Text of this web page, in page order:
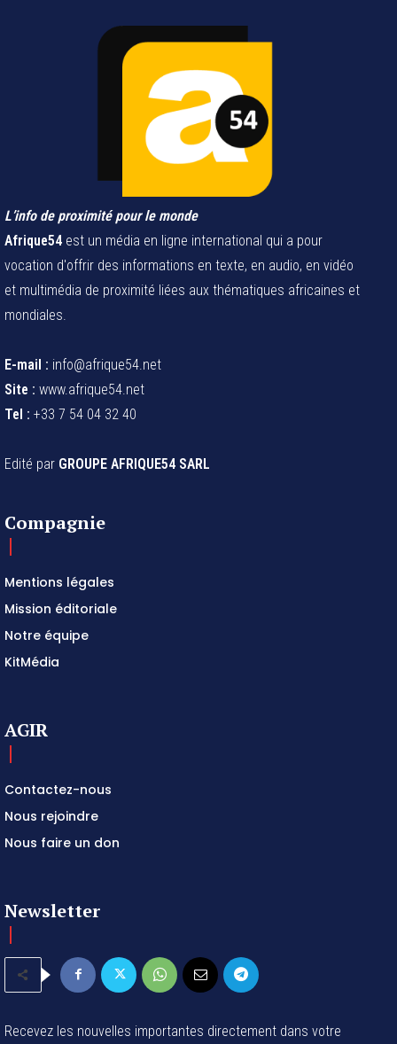
L’info de proximité pour le monde
Afrique54 est un média en ligne international qui a pour
vocation d'offrir des informations en texte, en audio, en vidéo
et multimédia de proximité liées aux thématiques africaines et
mondiales.
E-mail : info@afrique54.net
Site : www.afrique54.net
Tel : +33 7 54 04 32 40
Edité par GROUPE AFRIQUE54 SARL
Compagnie
Mentions légales
Mission éditoriale
Notre équipe
KitMédia
AGIR
Contactez-nous
Nous rejoindre
Nous faire un don
Newsletter
Recevez les nouvelles importantes directement dans votre